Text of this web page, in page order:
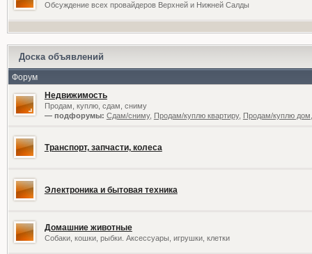
Обсуждение всех провайдеров Верхней и Нижней Салды
Доска объявлений
Форум
Недвижимость
Продам, куплю, сдам, сниму
— подфорумы: Сдам/сниму, Продам/куплю квартиру, Продам/куплю
Транспорт, запчасти, колеса
Электроника и бытовая техника
Домашние животные
Собаки, кошки, рыбки. Аксессуары, игрушки, клетки